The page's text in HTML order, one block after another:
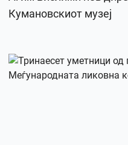
Кумановскиот музеј